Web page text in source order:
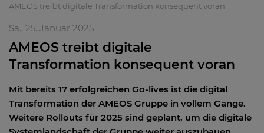
AMEOS treibt digitale Transformation konsequent voran
Sa., 25. Januar 2025
AMEOS treibt digitale
Transformation konsequent voran
Mit bereits 17 erfolgreichen Go-lives ist die digital
Transformation der AMEOS Gruppe in vollem Gange.
Weitere Rollouts für 2025 sind geplant, um die digitale